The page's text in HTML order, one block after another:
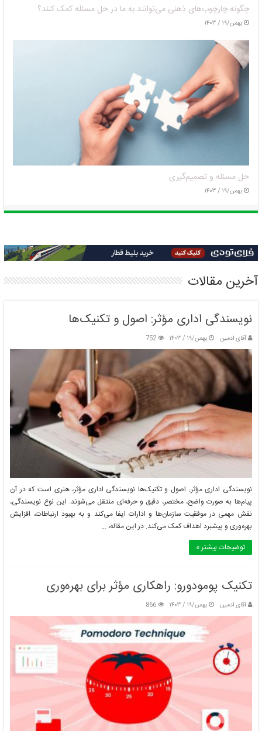
چگونه چارچوب‌های ذهنی می‌توانند به ما در حل مسئله کمک کنند؟
بهمن/۱۹ / ۱۴۰۳
حل مسئله و تصمیم‌گیری
بهمن/۱۹ / ۱۴۰۳
ارتباط بین حل مسئله و سلامت روان
بهمن/۱۹ / ۱۴۰۳
چگونه حل مسئله می‌تواند به ما در رسیدن به موفقیت کمک کند؟
بهمن/۱۹ / ۱۴۰۳
چرا حل مسئله مهم است؟ نقش آن در زندگی فردی و اجتماعی
آخرین مقالات
نویسندگی اداری مؤثر: اصول و تکنیک‌ها
آقای ادمین بهمن/۱۹ / ۱۴۰۳ 752
نویسندگی اداری مؤثر: اصول و تکنیک‌ها نویسندگی اداری مؤثر، هنری است که در آن
پیام‌ها به صورت واضح، مختصر، دقیق و حرفه‌ای منتقل می‌شوند. این نوع نویسندگی،
نقش مهمی در موفقیت سازمان‌ها و ادارات ایفا می‌کند و به بهبود ارتباطات، افزایش
بهره‌وری و پیشبرد اهداف کمک می‌کند. در این مقاله، …
توضیحات بیشتر »
تکنیک پومودورو: راهکاری مؤثر برای بهره‌وری
آقای ادمین بهمن/۱۹ / ۱۴۰۳ 866